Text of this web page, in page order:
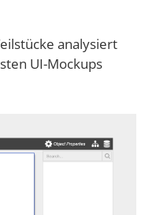
analysiert
UI-Mockups